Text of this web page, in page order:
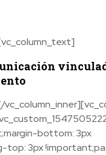
bottom: 3px
top: 3px